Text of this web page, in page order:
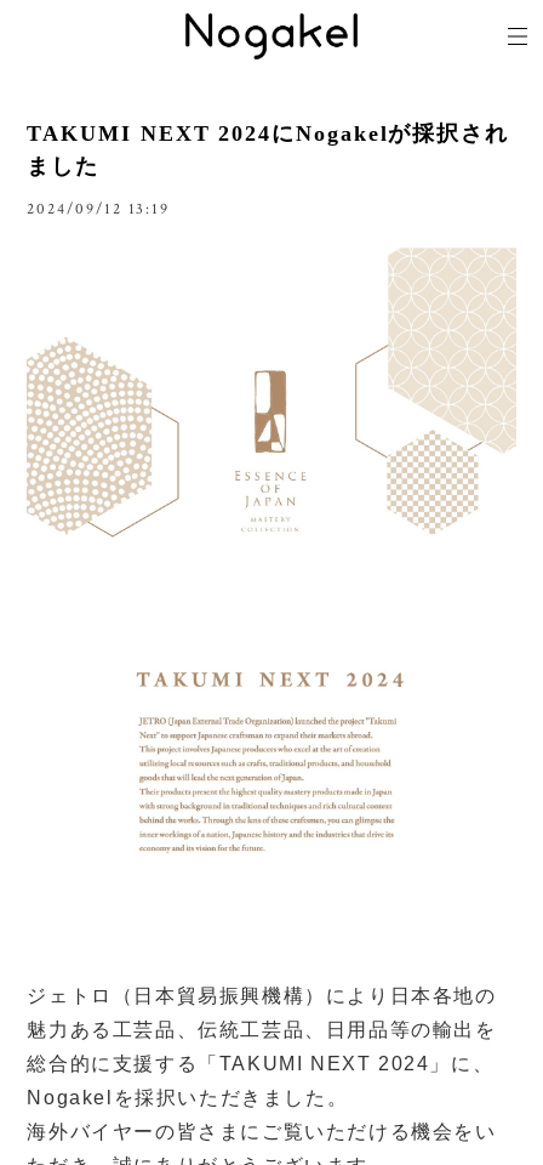
TAKUMI NEXT 2024にNogakelが採択され
ました
2024/09/12 13:19
ジェトロ （日本貿易振興機構） により日本各地の
魅力ある工芸品、伝統工芸品、日用品等の輸出を
総合的に支援する「TAKUMI NEXT 2024」に、
Nogakelを採択いただきました。
海外バイヤーの皆さまにご覧いただける機会をい